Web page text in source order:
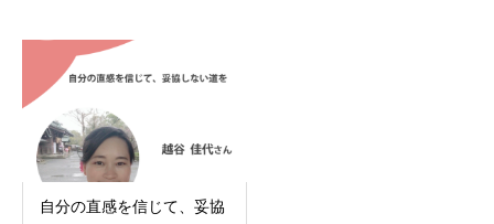
自分の直感を信じて、妥協